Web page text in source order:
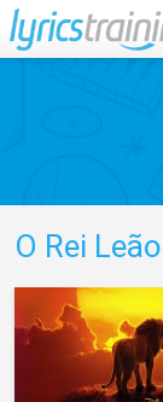
O Rei Leão